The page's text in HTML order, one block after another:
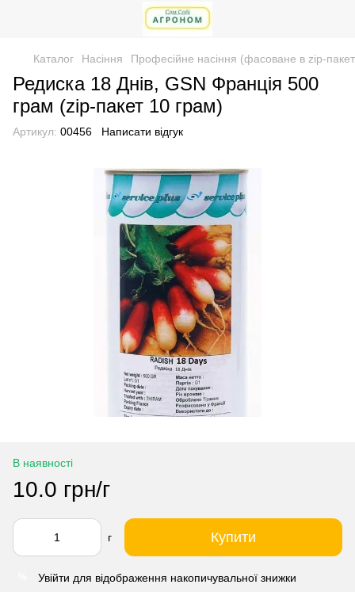
Каталог Насіння Професійне насіння (фасоване в zip-
Редиска 18 Днів, GSN Франція 500
грам (zip-пакет 10 грам)
Артикул: 00456 Написати відгук
В наявності
10.0 грн/г
г Купити
Увійти для відображення накопичувальної знижки